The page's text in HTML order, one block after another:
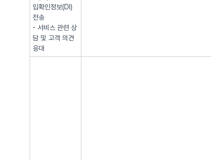
입확인정보(DI)
전송
- 서비스 관련 상
담 및 고객 의견
응대